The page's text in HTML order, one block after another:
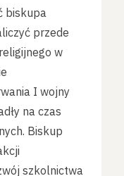
biskupa
przede
w
I wojny
na czas
Biskup
szkolnictwa